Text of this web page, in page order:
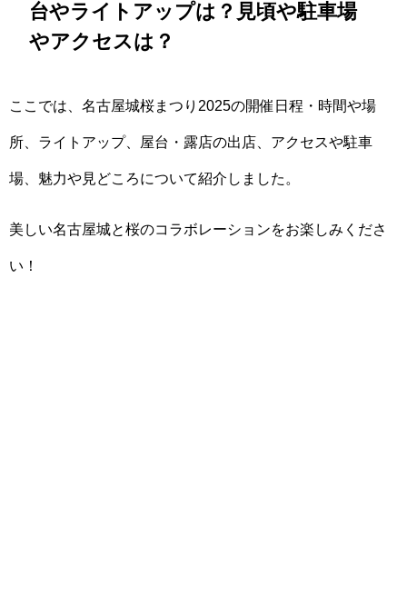
台やライトアップは？見頃や駐車場
やアクセスは？
ここでは、名古屋城桜まつり2025の開催日程・時間や場
所、ライトアップ、屋台・露店の出店、アクセスや駐車
場、魅力や見どころについて紹介しました。
美しい名古屋城と桜のコラボレーションをお楽しみくださ
い！